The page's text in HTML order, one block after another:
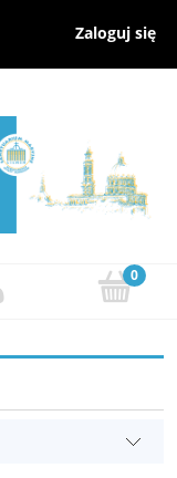
Zaloguj się